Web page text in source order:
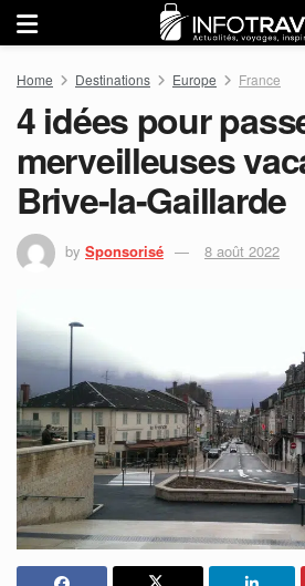
Home Destinations Europe France
4 idées pour
merveilleuses
Brive-la-Gaillarde
by Sponsorisé 8 août 2022